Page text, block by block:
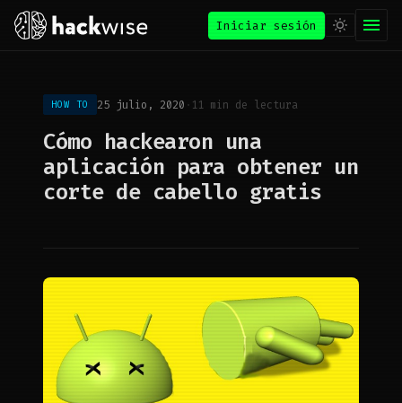
Iniciar sesión
HOW TO 25 julio, 2020 · 11 min de lectura
Cómo hackearon una
aplicación para obtener un
corte de cabello gratis